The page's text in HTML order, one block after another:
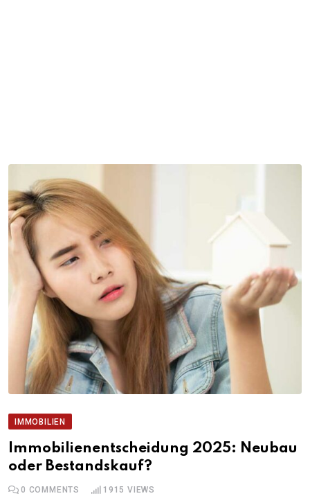
IMMOBILIEN
Immobilienentscheidung 2025: Neubau
oder Bestandskauf?
0 COMMENTS 1915 VIEWS